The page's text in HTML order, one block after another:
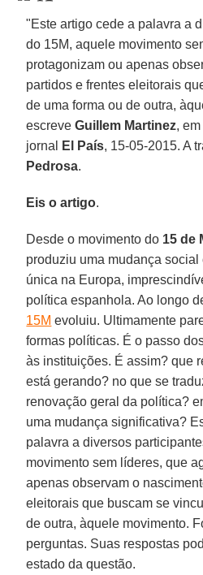
"Este artigo cede a palavra a
do 15M, aquele movimento
protagonizam ou apenas
partidos e frentes eleitorais
de uma forma ou de outra,
escreveGuillem Martinez,
jornal
El País, 15-05-2015. A
Pedrosa.
Eis o artigo.
Desde o movimento do 15 de
produziu uma mudança
única na Europa,
política espanhola. Ao longo
15M evoluiu. Ultimamente
formas políticas. É o passo
às instituições. É assim? que
está gerando? no que se
renovação geral da política?
uma mudança significativa?
palavra a diversos
movimento sem líderes, que
apenas observam o
eleitorais que buscam se
de outra, àquele movimento.
perguntas. Suas respostas
estado da questão.